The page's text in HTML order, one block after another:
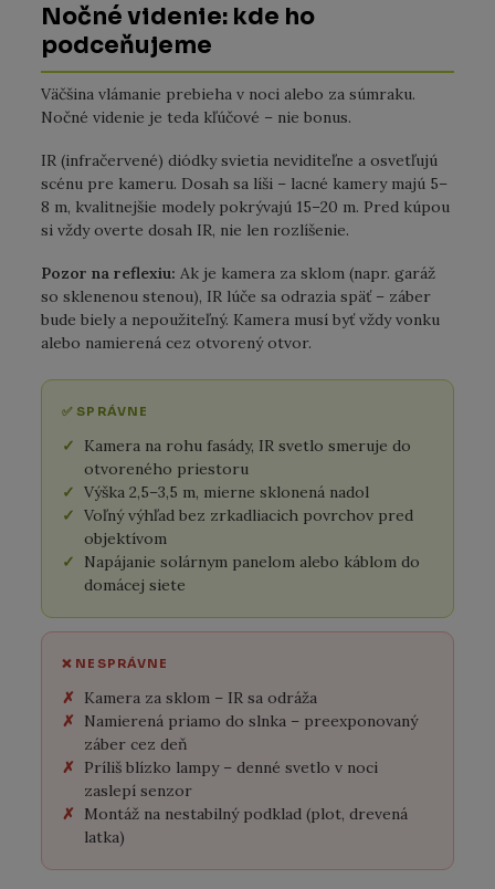
Nočné videnie: kde ho
podceňujeme
Väčšina vlámanie prebieha v noci alebo za súmraku.
Nočné videnie je teda kľúčové – nie bonus.
IR (infračervené) diódky svietia neviditeľne a osvetľujú
scénu pre kameru. Dosah sa líši – lacné kamery majú 5–
8 m, kvalitnejšie modely pokrývajú 15–20 m. Pred kúpou
si vždy overte dosah IR, nie len rozlíšenie.
Pozor na reflexiu: Ak je kamera za sklom (napr. garáž
so sklenenou stenou), IR lúče sa odrazia späť – záber
bude biely a nepoužiteľný. Kamera musí byť vždy vonku
alebo namierená cez otvorený otvor.
✅ SPRÁVNE
Kamera na rohu fasády, IR svetlo smeruje do
otvoreného priestoru
Výška 2,5–3,5 m, mierne sklonená nadol
Voľný výhľad bez zrkadliacich povrchov pred
objektívom
Napájanie solárnym panelom alebo káblom do
domácej siete
❌ NESPRÁVNE
Kamera za sklom – IR sa odráža
Namierená priamo do slnka – preexponovaný
záber cez deň
Príliš blízko lampy – denné svetlo v noci
zaslepí senzor
Montáž na nestabilný podklad (plot, drevená
latka)